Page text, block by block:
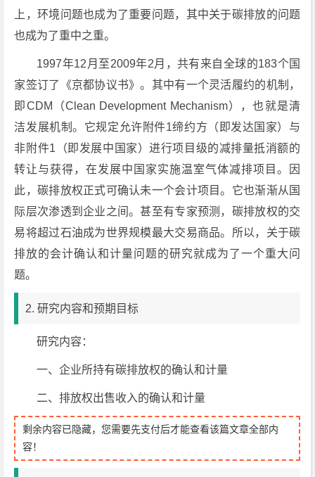
上，环境问题也成为了重要问题，其中关于碳排放的问题
也成为了重中之重。
1997年12月至2009年2月，共有来自全球的183个国
家签订了《京都协议书》。其中有一个灵活履约的机制，
即CDM（Clean Development Mechanism），也就是清
洁发展机制。它规定允许附件1缔约方（即发达国家）与
非附件1（即发展中国家）进行项目级的减排量抵消额的
转让与获得，在发展中国家实施温室气体减排项目。因
此，碳排放权正式可确认未一个会计项目。它也渐渐从国
际层次渗透到企业之间。甚至有专家预测，碳排放权的交
易将超过石油成为世界规模最大交易商品。所以，关于碳
排放的会计确认和计量问题的研究就成为了一个重大问
题。
2. 研究内容和预期目标
研究内容：
一、企业所持有碳排放权的确认和计量
二、排放权出售收入的确认和计量
剩余内容已隐藏，您需要先支付后才能查看该篇文章全部内
容！